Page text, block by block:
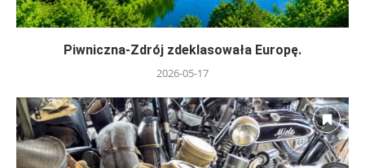
Piwniczna-Zdrój zdeklasowała Europę.
2026-05-17